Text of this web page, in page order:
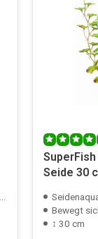
Seide 30
Bewegt
↕ 30 cm